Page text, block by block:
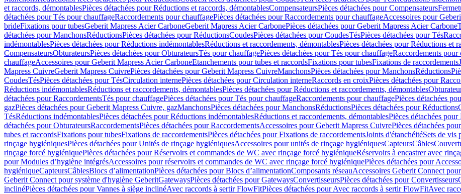
et raccords, démontablesPièces détachées pour Réductions et raccords, démontablesCompensateursPièces détachées pour Compensateurs
détachées pour Tés pour chauffageRaccordements pour chauffagePièces détachées pour Raccordements pour chauffageAccessoires pour
brideFixations pour tubesGeberit Mapress Acier CarboneGeberit Mapress Acier CarbonePièces détachées pour Geberit Mapress Acier Carbone
détachées pour ManchonsRéductionsPièces détachées pour RéductionsCoudesPièces détachées pour CoudesTésPièces détachées pour Tés
indémontablesPièces détachées pour Réductions indémontablesRéductions et raccordements, démontablesPièces détachées pour Réductions et
CompensateursObturateursPièces détachées pour ObturateursTés pour chauffagePièces détachées pour Tés pour chauffageRaccordements pour
chauffageAccessoires pour Geberit Mapress Acier CarboneEtanchements pour tubes et raccordsFixations pour tubesFixations de raccordements
Mapress CuivreGeberit Mapress CuivrePièces détachées pour Geberit Mapress CuivreManchonsPièces détachées pour ManchonsRéductions
CoudesTésPièces détachées pour TésCirculation internePièces détachées pour Circulation interneRaccords en croixPièces détachées pour
Réductions indémontablesRéductions et raccordements, démontablesPièces détachées pour Réductions et raccordements, démontables
détachées pour RaccordementsTés pour chauffagePièces détachées pour Tés pour chauffageRaccordements pour chauffagePièces détachées
gazPièces détachées pour Geberit Mapress Cuivre, gazManchonsPièces détachées pour ManchonsRéductionsPièces détachées pour Réductions
TésRéductions indémontablesPièces détachées pour Réductions indémontablesRéductions et raccordements, démontablesPièces détachées
détachées pour ObturateursRaccordementsPièces détachées pour RaccordementsAccessoires pour Geberit Mapress CuivrePièces détachées
tubes et raccordsFixations pour tubesFixations de raccordementsPièces détachées pour Fixations de raccordementsJoints d'étanchéitéSets de vis
rinçage hygiéniquesPièces détachées pour Unités de rinçage hygiéniquesAccessoires pour unités de rinçage hygiéniquesCapteursCâbles
rinçage forcé hygiéniquePièces détachées pour Réservoirs et commandes de WC avec rinçage forcé hygiéniqueRéservoirs à encastrer avec
pour Modules d’hygiène intégrésAccessoires pour réservoirs et commandes de WC avec rinçage forcé hygiéniquePièces détachées pour
hygiéniqueCapteursCâblesBlocs d’alimentationPièces détachées pour Blocs d’alimentationComposants réseauAccessoires Geberit Connect
Geberit Connect pour système d'hygiène GeberitGatewaysPièces détachées pour GatewaysConvertisseursPièces détachées pour Convertisseurs
inclinéPièces détachées pour Vannes à siège inclinéAvec raccords à sertir FlowFitPièces détachées pour Avec raccords à sertir FlowFitAvec